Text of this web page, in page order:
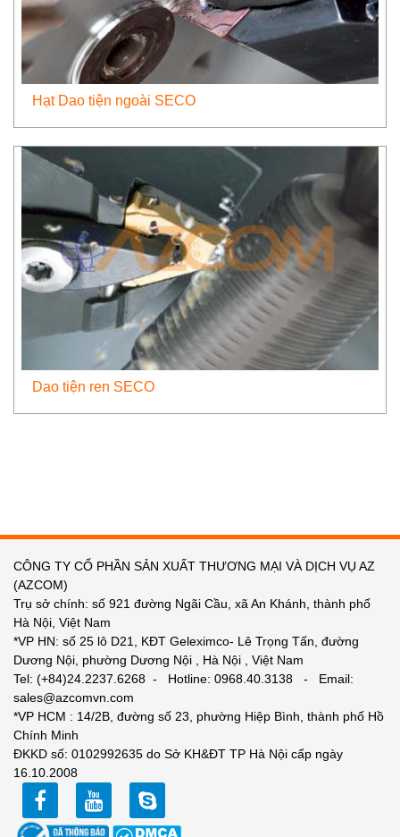
Hạt Dao tiện ngoài SECO
Dao tiện ren SECO
CÔNG TY CỔ PHẦN SẢN XUẤT THƯƠNG MẠI VÀ DỊCH VỤ AZ
(AZCOM)
Trụ sở chính: số 921 đường Ngãi Cầu, xã An Khánh, thành phố
Hà Nội, Việt Nam
*VP HN: số 25 lô D21, KĐT Geleximco- Lê Trọng Tấn, đường
Dương Nội, phường Dương Nội , Hà Nội , Việt Nam
Tel: (+84)24.2237.6268 - Hotline: 0968.40.3138 - Email:
sales@azcomvn.com
*VP HCM : 14/2B, đường số 23, phường Hiệp Bình, thành phố Hồ
Chính Minh
ĐKKD số: 0102992635 do Sở KH&ĐT TP Hà Nội cấp ngày
16.10.2008
facebookyoutube zalo